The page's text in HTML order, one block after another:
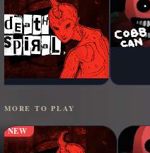
MORE TO PLAY
NEW